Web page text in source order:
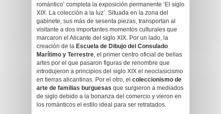
romántico’ completa la exposición permanente ‘El siglo
XIX. La colección a la luz’. Situada en la zona del
gabinete, sus más de sesenta piezas, transportan al
visitante a dos importantes momentos culturales que
marcaron el Alicante del siglo XIX. Por un lado, la
creación de la Escuela de Dibujo del Consulado
Marítimo y Terrestre, el primer centro oficial de bellas
artes por el que pasaron figuras de renombre que
introdujeron a principios del siglo XIX el neoclasicismo
en tierras alicantinas. Por el otro, el coleccionismo de
arte de familias burguesas que surgieron a mediados
de siglo debido a la bonanza del comercio y vieron en
los románticos el estilo ideal para ser retratados.